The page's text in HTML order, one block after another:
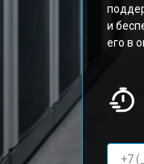
и
его в